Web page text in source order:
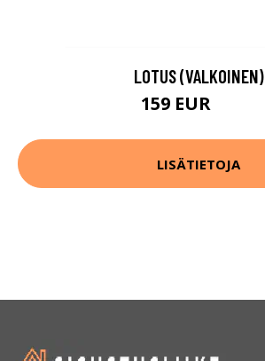
LOTUS (VALKOINEN)
159 EUR
LISÄTIETOJA